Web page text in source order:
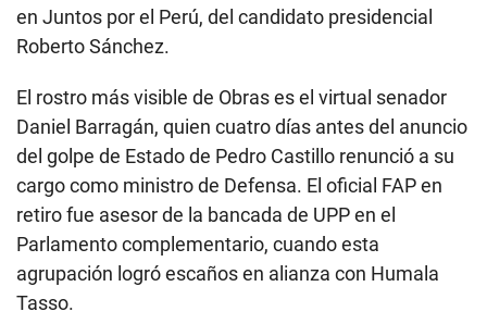
en Juntos por el Perú, del candidato presidencial
Roberto Sánchez.
El rostro más visible de Obras es el virtual senador
Daniel Barragán, quien cuatro días antes del anuncio
del golpe de Estado de Pedro Castillo renunció a su
cargo como ministro de Defensa. El oficial FAP en
retiro fue asesor de la bancada de UPP en el
Parlamento complementario, cuando esta
agrupación logró escaños en alianza con Humala
Tasso.